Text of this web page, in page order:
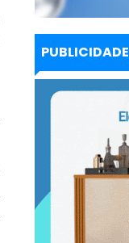
PUBLICIDADE